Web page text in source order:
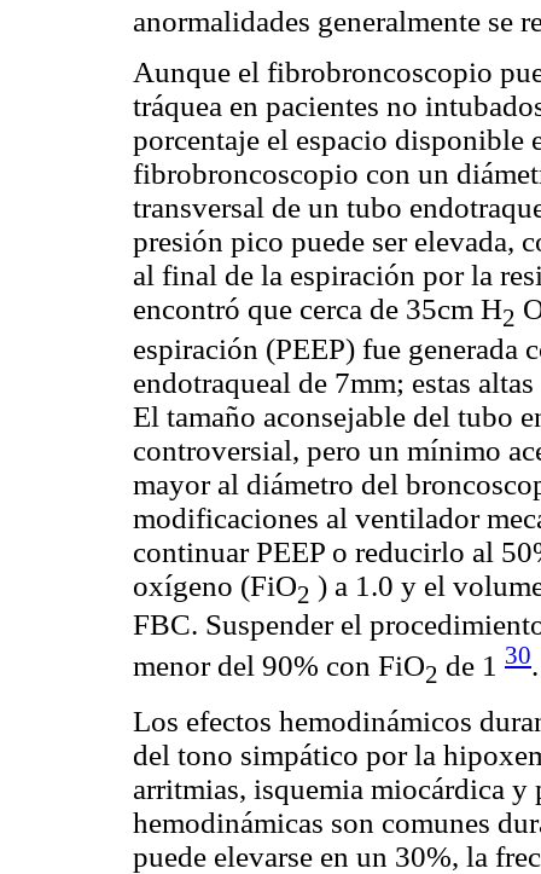
anormalidades generalmente se
Aunque el fibrobroncoscopio
tráquea en pacientes no
porcentaje el espacio disponible
fibrobroncoscopio con un
transversal de un tubo
presión pico puede ser elevada,
al final de la espiración por la
encontró que cerca de 35cm H2
espiración (PEEP) fue generada
endotraqueal de 7mm; estas
El tamaño aconsejable del tubo
controversial, pero un mínimo
mayor al diámetro del
modificaciones al ventilador
continuar PEEP o reducirlo al
oxígeno (FiO2 ) a 1.0 y el
FBC. Suspender el
menor del 90% con FiO2 de 1 30.
Los efectos hemodinámicos
del tono simpático por la
arritmias, isquemia miocárdica y
hemodinámicas son comunes
puede elevarse en un 30%, la